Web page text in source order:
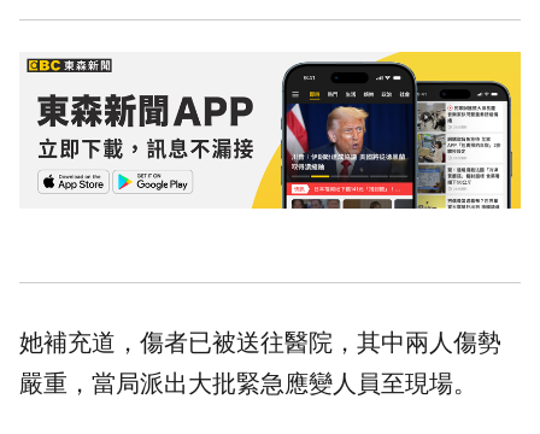
她補充道，傷者已被送往醫院，其中兩人傷勢
嚴重，當局派出大批緊急應變人員至現場。